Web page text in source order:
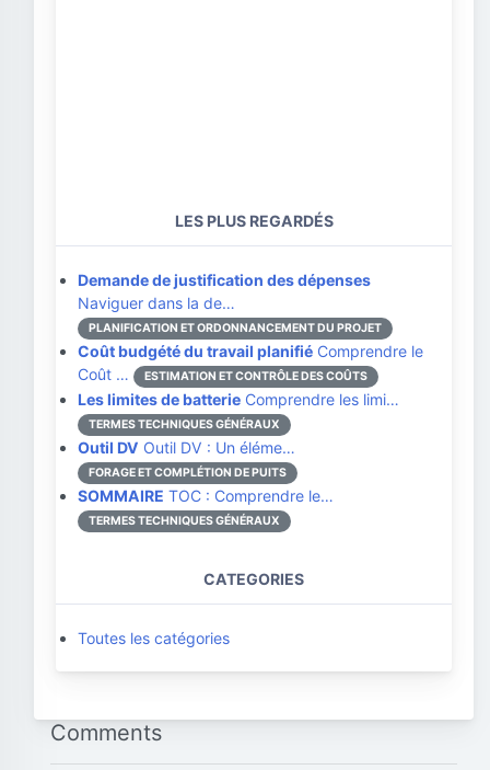
LES PLUS REGARDÉS
Demande de justification des dépenses
Naviguer dans la de…
PLANIFICATION ET ORDONNANCEMENT DU PROJET
Coût budgété du travail planifié Comprendre le
Coût …
ESTIMATION ET CONTRÔLE DES COÛTS
Les limites de batterie Comprendre les limi…
TERMES TECHNIQUES GÉNÉRAUX
Outil DV Outil DV : Un éléme…
FORAGE ET COMPLÉTION DE PUITS
SOMMAIRE TOC : Comprendre le…
TERMES TECHNIQUES GÉNÉRAUX
CATEGORIES
Toutes les catégories
Comments